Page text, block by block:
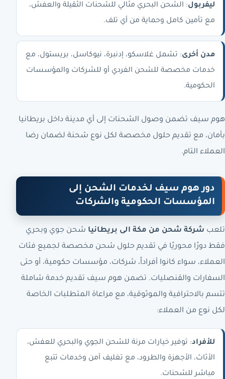
ليفربول: الشحن البحري مثالي للشحنات الثقيلة والعفش،
مع تأمين كامل وحماية من أي تلف.
مدن أخرى: تشمل غلاسكو، إدنبرة، نيوكاسل، بريستول، مع
خدمات مخصصة للشحن الفردي أو للشركات والمؤسسات
الحكومية.
هوم سيف تضمن وصول الشحنات إلى أي مدينة داخل بريطانيا
بأمان، مع تقديم حلول مخصصة لكل نوع شحنة لضمان رضا
العملاء التام.
دور هوم سيف لخدمات الشحن إلى
المؤسسات الحكومية والشركات
تلعب شركة شحن من مكة الى بريطانيا شحن جوي وبحري
فقط دورًا محوريًا في تقديم حلول شحن مخصصة لجميع فئات
العملاء، سواء كانوا أفراداً، شركات، مؤسسات حكومية، أو حتى
السفارات والقنصليات. تضمن هوم سيف تقديم خدمة شاملة
تتسم بالاحترافية والموثوقية، مع مراعاة المتطلبات الخاصة
لكل نوع من العملاء:
للأفراد: توفير خيارات مرنة للشحن الجوي والبحري للعفش،
الأثاث، الأجهزة والطرود، مع تغليف آمن وخدمات تتبع
مباشر للشحنات.